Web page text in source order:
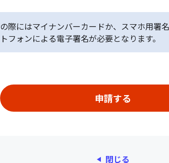
際にはマイナンバーカードか、スマホ用署
フォンによる電子署名が必要となります。
閉じる